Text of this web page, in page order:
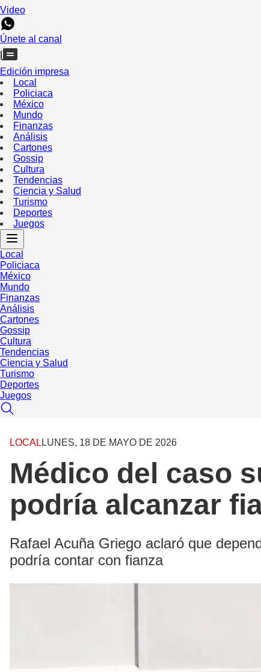
Video
Únete al canal
Edición impresa
Local
Policiaca
México
Mundo
Finanzas
Análisis
Cartones
Gossip
Cultura
Tendencias
Ciencia y Salud
Turismo
Deportes
Juegos
Local
Policiaca
México
Mundo
Finanzas
Análisis
Cartones
Gossip
Cultura
Tendencias
Ciencia y Salud
Turismo
Deportes
Juegos
LOCAL LUNES, 18 DE MAYO DE 2026
Médico del caso
podría alcanzar
Rafael Acuña Griego aclaró que
podría contar con fianza